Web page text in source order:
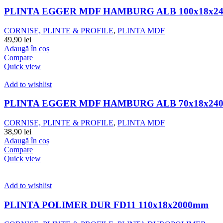
PLINTA EGGER MDF HAMBURG ALB
CORNISE, PLINTE & PROFILE, PLINTA MDF
49,90 lei
Adaugă în coș
Compare
Quick view
Add to wishlist
PLINTA EGGER MDF HAMBURG ALB
CORNISE, PLINTE & PROFILE, PLINTA MDF
38,90 lei
Adaugă în coș
Compare
Quick view
Add to wishlist
PLINTA POLIMER DUR FD11 110x18x2000mm